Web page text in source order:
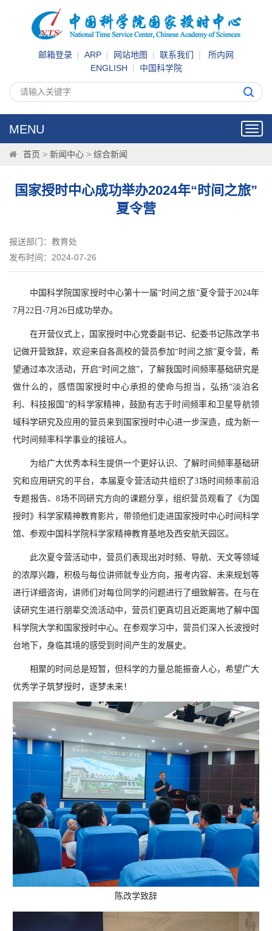
邮箱登录 | ARP | 网站地图 | 联系我们 | 所内网
ENGLISH | 中国科学院
MENU
首页 > 新闻中心 > 综合新闻
国家授时中心成功举办2024年“时间之旅”
夏令营
报送部门：教育处
发布时间：2024-07-26
中国科学院国家授时中心第十一届“时间之旅”夏令营于2024年
7月22日-7月26日成功举办。
在开营仪式上，国家授时中心党委副书记、纪委书记陈改学书
记做开营致辞，欢迎来自各高校的营员参加“时间之旅”夏令营，希
望通过本次活动，开启“时间之旅”，了解我国时间频率基础研究是
做什么的，感悟国家授时中心承担的使命与担当，弘扬“淡泊名
利、科技报国”的科学家精神，鼓励有志于时间频率和卫星导航领
域科学研究及应用的营员来到国家授时中心进一步深造，成为新一
代时间频率科学事业的接班人。
为给广大优秀本科生提供一个更好认识、了解时间频率基础研
究和应用研究的平台，本届夏令营活动共组织了3场时间频率前沿
专题报告、8场不同研究方向的课题分享，组织营员观看了《为国
授时》科学家精神教育影片，带领他们走进国家授时中心时间科学
馆、参观中国科学院科学家精神教育基地及西安航天园区。
此次夏令营活动中，营员们表现出对时频、导航、天文等领域
的浓厚兴趣，积极与每位讲师就专业方向，报考内容、未来规划等
进行详细咨询，讲师们对每位同学的问题进行了细致解答。在与在
读研究生进行朋辈交流活动中，营员们更真切且近距离地了解中国
科学院大学和国家授时中心。在参观学习中，营员们深入长波授时
台地下，身临其境的感受到时间产生的发展史。
相聚的时间总是短暂，但科学的力量总能振奋人心，希望广大
优秀学子筑梦授时，逐梦未来！
陈改学致辞